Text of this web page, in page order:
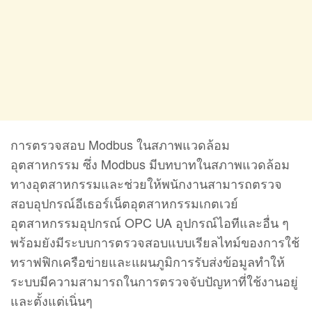
การตรวจสอบ Modbus ในสภาพแวดล้อม
อุตสาหกรรม ซึ่ง Modbus มีบทบาทในสภาพแวดล้อม
ทางอุตสาหกรรมและช่วยให้พนักงานสามารถตรวจ
สอบอุปกรณ์อีเธอร์เน็ตอุตสาหกรรมเกตเวย์
อุตสาหกรรมอุปกรณ์ OPC UA อุปกรณ์ไอทีและอื่น ๆ
พร้อมยังมีระบบการตรวจสอบแบบเรียลไทม์ของการใช้
ทราฟฟิกเครือข่ายและแผนภูมิการรับส่งข้อมูลทําให้
ระบบมีความสามารถในการตรวจจับปัญหาที่ใช้งานอยู่
และตั้งแต่เนิ่นๆ